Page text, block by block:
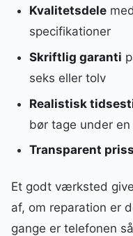
Kvalitetsdele
specifikationer
Skriftlig garanti
seks eller tolv
Realistisk
bør tage under en
Transparent
Et godt værksted
af, om reparation er
gange er telefonen